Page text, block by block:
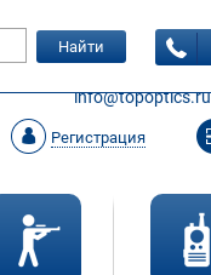
ЗАКАЗАТЬ
info@topoptics.ru
Регистрация
Найти